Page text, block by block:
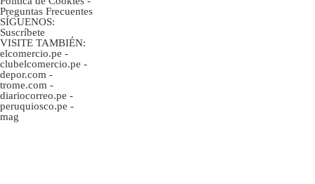
Preguntas Frecuentes
SÍGUENOS:
Suscríbete
VISITE TAMBIÉN:
elcomercio.pe -
clubelcomercio.pe -
depor.com -
trome.com -
diariocorreo.pe -
peruquiosco.pe -
mag